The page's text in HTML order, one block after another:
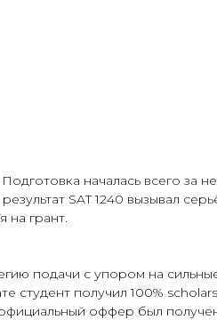
Подготовка началась всего за
SAT 1240 вызывал
на грант.
подачи с упором на
студент получил 100%
оффер был получен